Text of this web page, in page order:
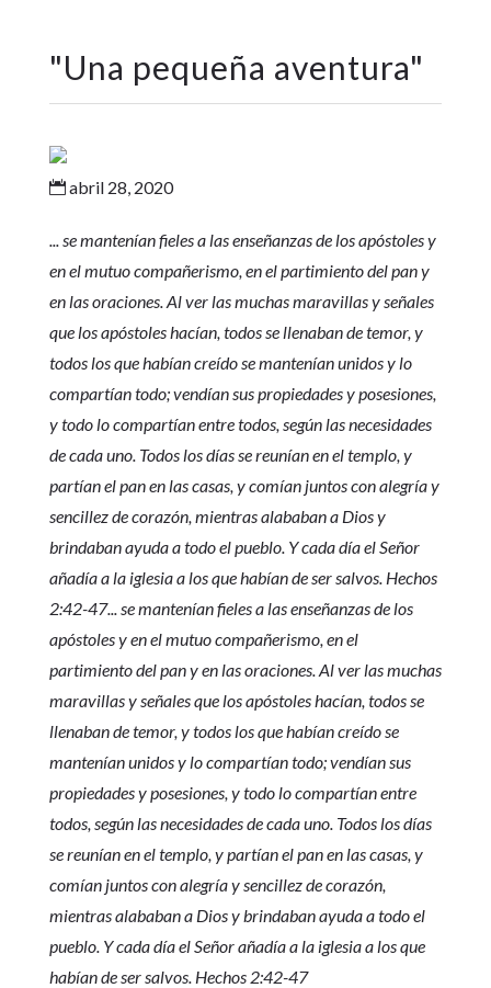
"Una pequeña aventura"
abril 28, 2020
... se mantenían fieles a las enseñanzas de los apóstoles y
en el mutuo compañerismo, en el partimiento del pan y
en las oraciones. Al ver las muchas maravillas y señales
que los apóstoles hacían, todos se llenaban de temor, y
todos los que habían creído se mantenían unidos y lo
compartían todo; vendían sus propiedades y posesiones,
y todo lo compartían entre todos, según las necesidades
de cada uno. Todos los días se reunían en el templo, y
partían el pan en las casas, y comían juntos con alegría y
sencillez de corazón, mientras alababan a Dios y
brindaban ayuda a todo el pueblo. Y cada día el Señor
añadía a la iglesia a los que habían de ser salvos. Hechos
2:42-47... se mantenían fieles a las enseñanzas de los
apóstoles y en el mutuo compañerismo, en el
partimiento del pan y en las oraciones. Al ver las muchas
maravillas y señales que los apóstoles hacían, todos se
llenaban de temor, y todos los que habían creído se
mantenían unidos y lo compartían todo; vendían sus
propiedades y posesiones, y todo lo compartían entre
todos, según las necesidades de cada uno. Todos los días
se reunían en el templo, y partían el pan en las casas, y
comían juntos con alegría y sencillez de corazón,
mientras alababan a Dios y brindaban ayuda a todo el
pueblo. Y cada día el Señor añadía a la iglesia a los que
habían de ser salvos. Hechos 2:42-47